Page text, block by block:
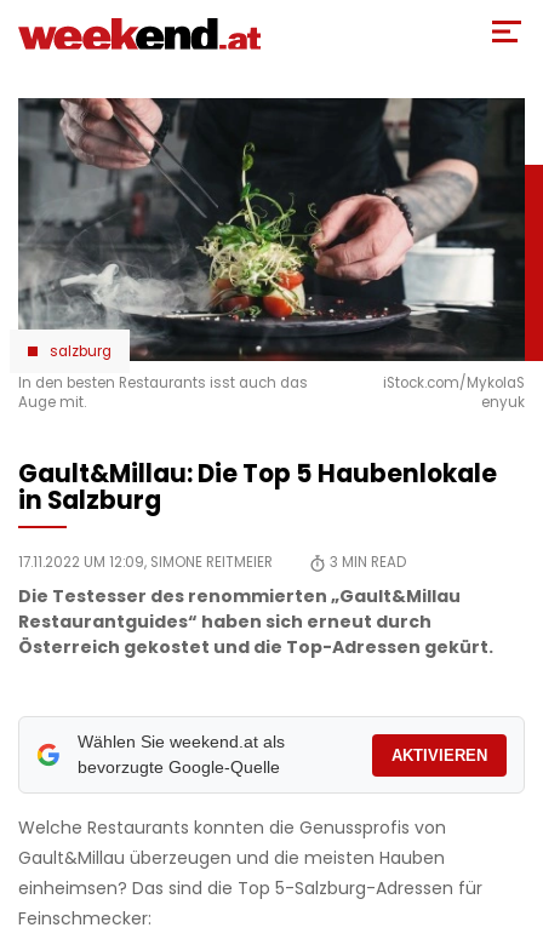
zum
salzburg
In den besten Restaurants isst auch das
Auge mit.
iStock.com/MykolaS
enyuk
Gault&Millau: Die Top 5 Haubenlokale
in Salzburg
17.11.2022 UM 12:09, SIMONE REITMEIER 3 MIN READ
Die Testesser des renommierten „Gault&Millau
Restaurantguides“ haben sich erneut durch
Österreich gekostet und die Top-Adressen gekürt.
Wählen Sie weekend.at als
bevorzugte Google-Quelle
AKTIVIEREN
Welche Restaurants konnten die Genussprofis von
Gault&Millau überzeugen und die meisten Hauben
einheimsen? Das sind die Top 5-Salzburg-Adressen für
Feinschmecker: